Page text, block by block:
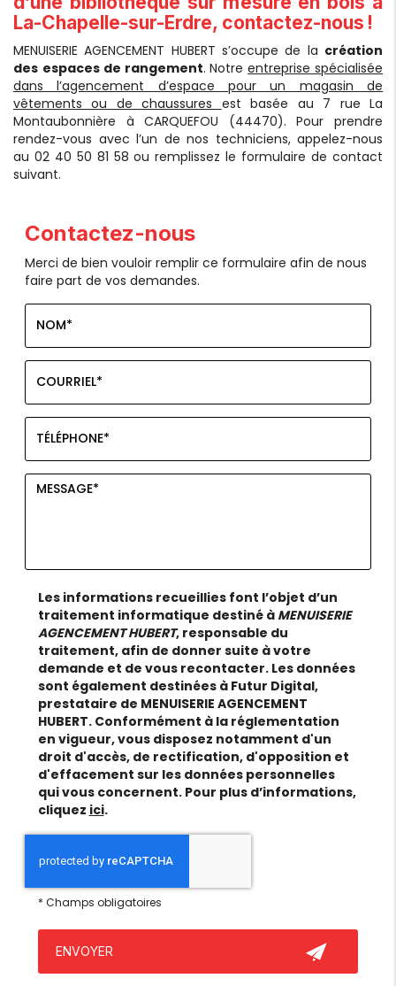
La-Chapelle-sur-Erdre, contactez-nous !
MENUISERIE AGENCEMENT HUBERT s’occupe de la création
des espaces de rangement. Notreentreprise spécialisée
dans l’agencement d’espace pour un magasin de
vêtements ou de chaussures est basée au 7 rue La
Montaubonnière à CARQUEFOU (44470). Pour prendre
rendez-vous avec l’un de nos techniciens, appelez-nous
au 02 40 50 81 58 ou remplissez le formulaire de contact
suivant.
Contactez-nous
Merci de bien vouloir remplir ce formulaire afin de nous
faire part de vos demandes.
Les informations recueillies font l’objet d’un
traitement informatique destiné àMENUISERIE
AGENCEMENT HUBERT, responsable du
traitement, afin de donner suite à votre
demande et de vous recontacter. Les données
sont également destinées à Futur Digital,
prestataire de MENUISERIE AGENCEMENT
HUBERT. Conformément à la réglementation
en vigueur, vous disposez notamment d'un
droit d'accès, de rectification, d'opposition et
d'effacement sur les données personnelles
qui vous concernent. Pour plus d’informations,
cliquez ici.
* Champs obligatoires